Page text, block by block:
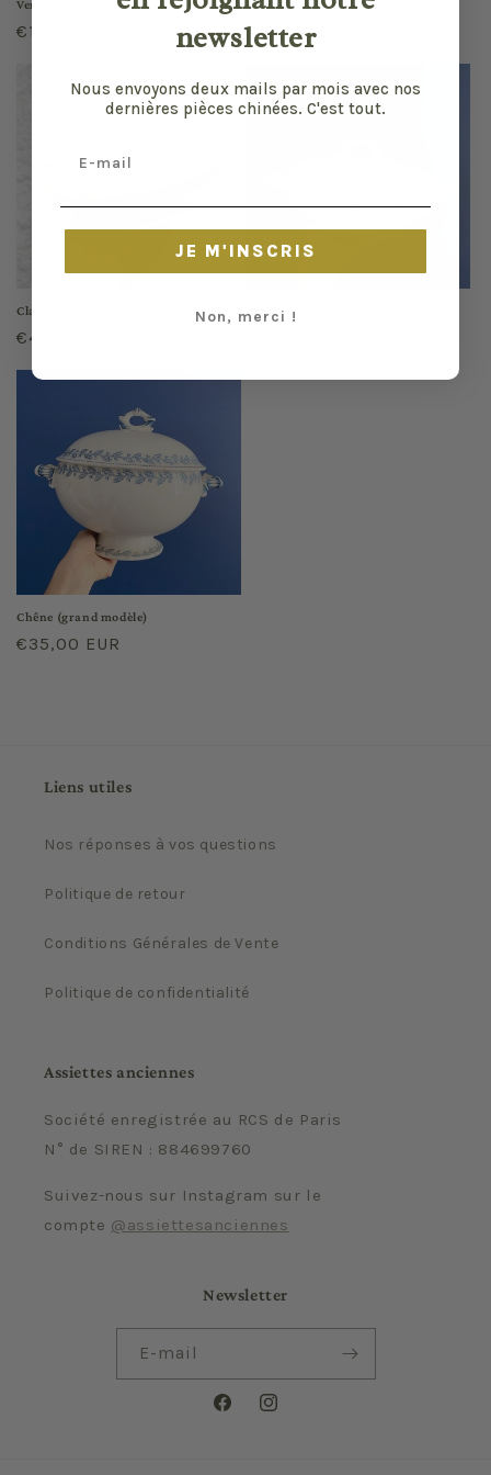
Verre rose
Prix
€10,00 EUR
Esper
Prix
€15,00 EUR
Classique Sarreguemines
Prix
€45,00 EUR
Chêne (grand modèle)
Prix
€35,00 EUR
Liens utiles
Nos réponses à vos questions
Politique de retour
Conditions Générales de Vente
Politique de confidentialité
Assiettes anciennes
Société enregistrée au RCS de Paris
N° de SIREN : 884699760
Suivez-nous sur Instagram sur le
compte @assiettesanciennes
Newsletter
E-mail
FacebookInstagram
newsletter
Nous envoyons deux mails par mois avec nos
dernières pièces chinées. C'est tout.
JE M'INSCRIS
Non, merci !